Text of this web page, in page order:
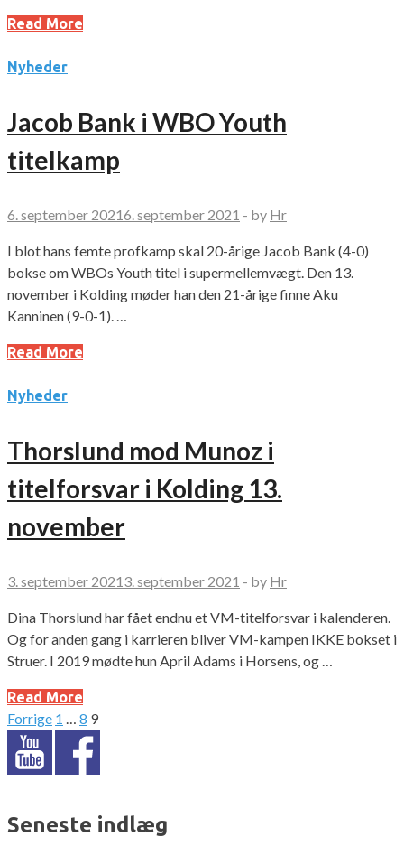
Read More
Nyheder
Jacob Bank i WBO Youth
titelkamp
6. september 20216. september 2021 - by Hr
I blot hans femte profkamp skal 20-årige Jacob Bank (4-0)
bokse om WBOs Youth titel i supermellemvægt. Den 13.
november i Kolding møder han den 21-årige finne Aku
Kanninen (9-0-1). …
Read More
Nyheder
Thorslund mod Munoz i
titelforsvar i Kolding 13.
november
3. september 2021 3. september 2021 - by Hr
Dina Thorslund har fået endnu et VM-titelforsvar i kalenderen.
Og for anden gang i karrieren bliver VM-kampen IKKE bokset i
Struer. I 2019 mødte hun April Adams i Horsens, og …
Read More
Indlægsinddeling
Forrige 1 … 8 9
Seneste indlæg